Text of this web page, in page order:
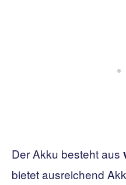
Der Akku besteht aus
bietet ausreichend